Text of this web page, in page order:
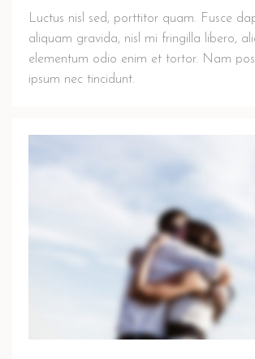
Luctus nisl sed, porttitor quam. Fusce
aliquam gravida, nisl mi fringilla libero,
elementum odio enim et tortor. Nam
ipsum nec tincidunt.